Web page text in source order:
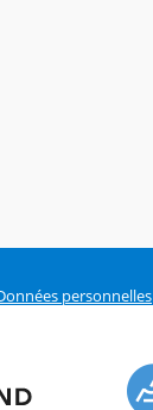
personnelles